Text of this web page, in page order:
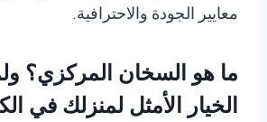
معايير الجودة والاحترافية.
ما هو السخان المركزي؟
الخيار الأمثل لمنزلك في